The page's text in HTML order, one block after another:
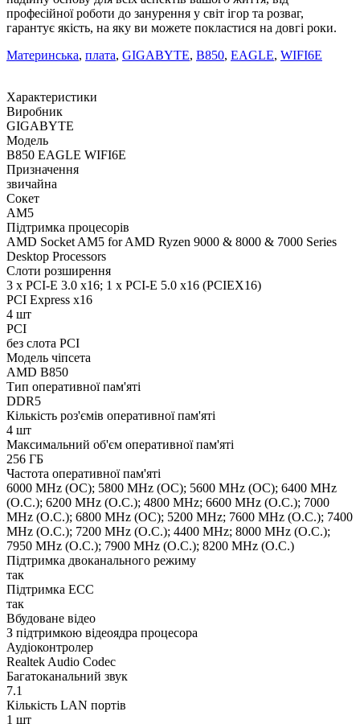
професійної роботи до занурення у світ ігор та розваг,
гарантує якість, на яку ви можете покластися на довгі роки.
Материнська, плата, GIGABYTE, B850, EAGLE, WIFI6E
Характеристики
Виробник
GIGABYTE
Модель
B850 EAGLE WIFI6E
Призначення
звичайна
Сокет
AM5
Підтримка процесорів
AMD Socket AM5 for AMD Ryzen 9000 & 8000 & 7000 Series
Desktop Processors
Слоти розширення
3 x PCI-E 3.0 x16; 1 x PCI-E 5.0 x16 (PCIEX16)
PCI Express x16
4 шт
PCI
без слота PCI
Модель чіпсета
AMD B850
Тип оперативної пам'яті
DDR5
Кількість роз'ємів оперативної пам'яті
4 шт
Максимальний об'єм оперативної пам'яті
256 ГБ
Частота оперативної пам'яті
6000 MHz (OC); 5800 MHz (OC); 5600 MHz (OC); 6400 MHz
(O.C.); 6200 MHz (O.C.); 4800 MHz; 6600 MHz (O.C.); 7000
MHz (O.C.); 6800 MHz (OC); 5200 MHz; 7600 MHz (O.C.); 7400
MHz (O.C.); 7200 MHz (O.C.); 4400 MHz; 8000 MHz (O.C.);
7950 MHz (O.C.); 7900 MHz (O.C.); 8200 MHz (O.C.)
Підтримка двоканального режиму
так
Підтримка ECC
так
Вбудоване відео
З підтримкою відеоядра процесора
Аудіоконтролер
Realtek Audio Codec
Багатоканальний звук
7.1
Кількість LAN портів
1 шт